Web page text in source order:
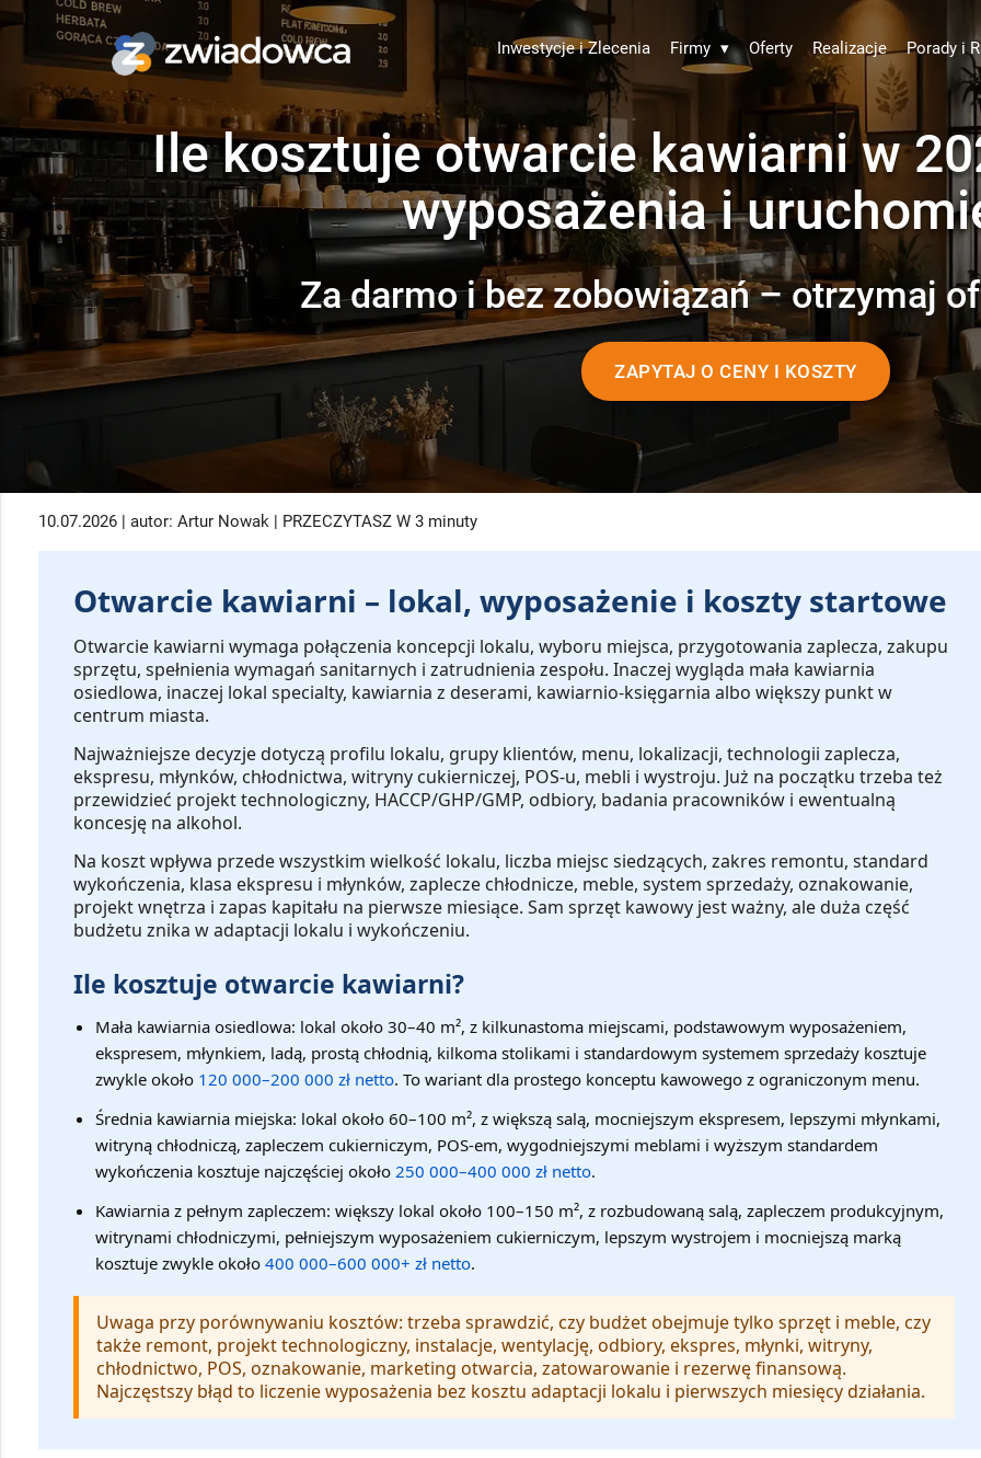
Inwestycje i Zlecenia Firmy ▾ Oferty Realizacje Porady i
Ile kosztuje otwarcie kawiarni w
wyposażenia i
Za darmo i bez zobowiązań – otrzymaj
ZAPYTAJ O CENY I KOSZTY
10.07.2026 | autor: Artur Nowak | PRZECZYTASZ W 3 minuty
Otwarcie kawiarni – lokal, wyposażenie i koszty startowe
Otwarcie kawiarni wymaga połączenia koncepcji lokalu, wyboru miejsca, przygotowania zaplecza, zakupu
sprzętu, spełnienia wymagań sanitarnych i zatrudnienia zespołu. Inaczej wygląda mała kawiarnia
osiedlowa, inaczej lokal specialty, kawiarnia z deserami, kawiarnio-księgarnia albo większy punkt w
centrum miasta.
Najważniejsze decyzje dotyczą profilu lokalu, grupy klientów, menu, lokalizacji, technologii zaplecza,
ekspresu, młynków, chłodnictwa, witryny cukierniczej, POS-u, mebli i wystroju. Już na początku trzeba też
przewidzieć projekt technologiczny, HACCP/GHP/GMP, odbiory, badania pracowników i ewentualną
koncesję na alkohol.
Na koszt wpływa przede wszystkim wielkość lokalu, liczba miejsc siedzących, zakres remontu, standard
wykończenia, klasa ekspresu i młynków, zaplecze chłodnicze, meble, system sprzedaży, oznakowanie,
projekt wnętrza i zapas kapitału na pierwsze miesiące. Sam sprzęt kawowy jest ważny, ale duża część
budżetu znika w adaptacji lokalu i wykończeniu.
Ile kosztuje otwarcie kawiarni?
Mała kawiarnia osiedlowa: lokal około 30–40 m², z kilkunastoma miejscami, podstawowym wyposażeniem,
ekspresem, młynkiem, ladą, prostą chłodnią, kilkoma stolikami i standardowym systemem sprzedaży kosztuje
zwykle około 120 000–200 000 zł netto. To wariant dla prostego konceptu kawowego z ograniczonym menu.
Średnia kawiarnia miejska: lokal około 60–100 m², z większą salą, mocniejszym ekspresem, lepszymi młynkami,
witryną chłodniczą, zapleczem cukierniczym, POS-em, wygodniejszymi meblami i wyższym standardem
wykończenia kosztuje najczęściej około 250 000–400 000 zł netto.
Kawiarnia z pełnym zapleczem: większy lokal około 100–150 m², z rozbudowaną salą, zapleczem produkcyjnym,
witrynami chłodniczymi, pełniejszym wyposażeniem cukierniczym, lepszym wystrojem i mocniejszą marką
kosztuje zwykle około 400 000–600 000+ zł netto.
Uwaga przy porównywaniu kosztów: trzeba sprawdzić, czy budżet obejmuje tylko sprzęt i meble, czy
także remont, projekt technologiczny, instalacje, wentylację, odbiory, ekspres, młynki, witryny,
chłodnictwo, POS, oznakowanie, marketing otwarcia, zatowarowanie i rezerwę finansową.
Najczęstszy błąd to liczenie wyposażenia bez kosztu adaptacji lokalu i pierwszych miesięcy działania.